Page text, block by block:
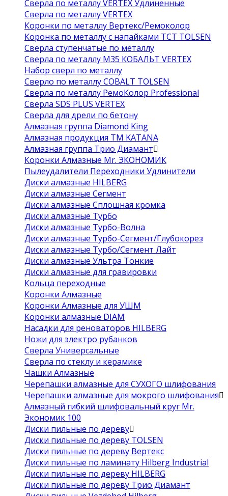
Сверла по металлу VERTEX Удлиненные
Сверла по металлу VERTEX
Коронки по металлу Вертекс/Ремоколор
Коронка по металлу с напайками TCT TOLSEN
Сверла ступенчатые по металлу
Сверла по металлу М35 КОБАЛЬТ VERTEX
Набор сверл по металлу
Сверло по металлу COBALT TOLSEN
Сверла по металлу РемоКолор Professional
Сверла SDS PLUS VERTEX
Сверла для дрели по бетону
Алмазная группа Diamond King
Алмазная продукция ТМ KATANA
Алмазная группа Трио Диамант
Коронки Алмазные Mr. ЭКОНОМИК
Пылеудалители Переходники Удлинители
Диски алмазные HILBERG
Диски алмазные Сегмент
Диски алмазные Сплошная кромка
Диски алмазные Турбо
Диски алмазные Турбо-Волна
Диски алмазные Турбо-Сегмент/Глубокорез
Диски алмазные Турбо/Сегмент Лайт
Диски алмазные Ультра Тонкие
Диски алмазные для гравировки
Кольца переходные
Коронки Алмазные
Коронки Алмазные для УШМ
Коронки алмазные DIAM
Насадки для реноваторов HILBERG
Ножи для электро рубанков
Сверла Универсальные
Сверла по стеклу и керамике
Чашки Алмазные
Черепашки алмазные для СУХОГО шлифования
Черепашки алмазные для мокрого шлифования
Алмазный гибкий шлифовальный круг Mr.
Экономик 100
Диски пильные по дереву
Диски пильные по дереву TOLSEN
Диски пильные по дереву Вертекс
Диски пильные по ламинату Hilberg Industrial
Диски пильные по дереву HILBERG
Диски пильные по дереву Трио Диамант